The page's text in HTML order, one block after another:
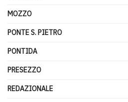
MOZZO
PONTE S. PIETRO
PONTIDA
PRESEZZO
REDAZIONALE